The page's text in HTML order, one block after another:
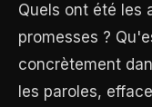
Quels ont été les
promesses ?
concrètement
les paroles,